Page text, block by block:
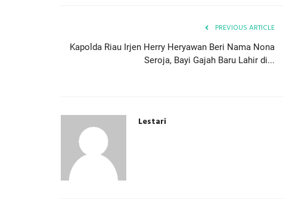
PREVIOUS ARTICLE
Kapolda Riau Irjen Herry Heryawan Beri Nama Nona
Seroja, Bayi Gajah Baru Lahir di...
Lestari